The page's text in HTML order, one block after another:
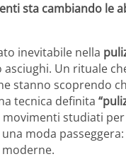
sta cambiando le
inevitabile nella
Un rituale
stanno scoprendo
tecnica definita
movimenti studiati
moda passeggera: